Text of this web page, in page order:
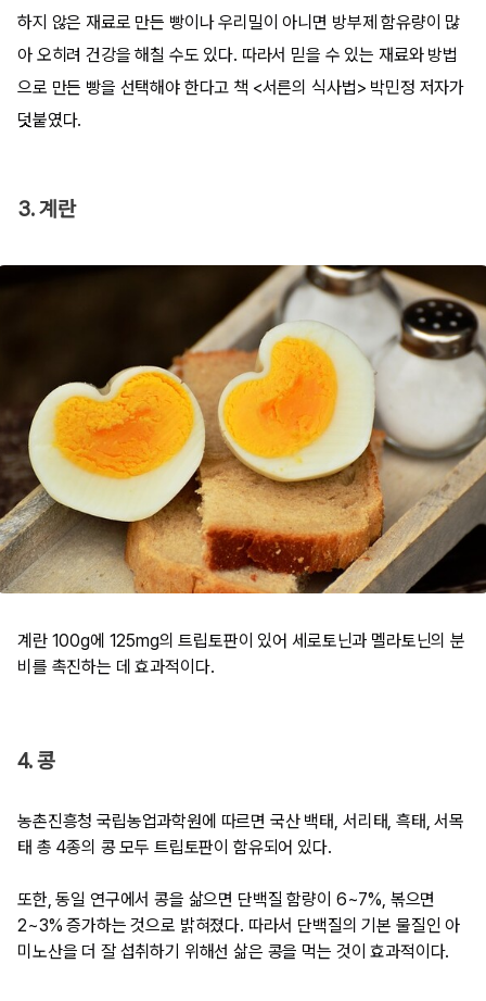
하지 않은 재료로 만든 빵이나 우리밀이 아니면 방부제 함유량이 많
아 오히려 건강을 해칠 수도 있다. 따라서 믿을 수 있는 재료와 방법
으로 만든 빵을 선택해야 한다고 책 <서른의 식사법> 박민정 저자가
덧붙였다.
3. 계란
계란 100g에 125mg의 트립토판이 있어 세로토닌과 멜라토닌의 분
비를 촉진하는 데 효과적이다.
4. 콩
농촌진흥청 국립농업과학원에 따르면 국산 백태, 서리태, 흑태, 서목
태 총 4종의 콩 모두 트립토판이 함유되어 있다.
또한, 동일 연구에서 콩을 삶으면 단백질 함량이 6~7%, 볶으면
2~3% 증가하는 것으로 밝혀졌다. 따라서 단백질의 기본 물질인 아
미노산을 더 잘 섭취하기 위해선 삶은 콩을 먹는 것이 효과적이다.